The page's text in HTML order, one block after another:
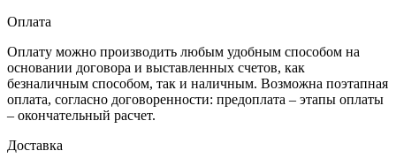
Оплата
Оплату можно производить любым удобным способом на
основании договора и выставленных счетов, как
безналичным способом, так и наличным. Возможна поэтапная
оплата, согласно договоренности: предоплата – этапы оплаты
– окончательный расчет.
Доставка